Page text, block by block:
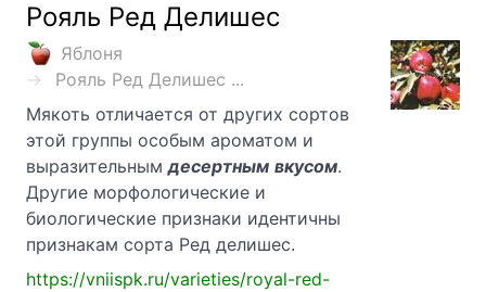
Рояль Ред Делишес
Яблоня
Рояль Ред Делишес ...
Мякоть отличается от других сортов
этой группы особым ароматом и
выразительнымдесертным вкусом.
Другие морфологические и
биологические признаки идентичны
признакам сорта Ред делишес.
https://vniispk.ru/varieties/royal-red-